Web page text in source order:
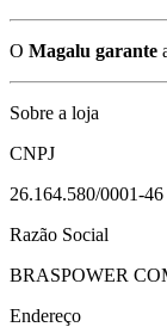
O Magalu garante
Sobre a loja
CNPJ
26.164.580/0001-46
Razão Social
BRASPOWER
Endereço